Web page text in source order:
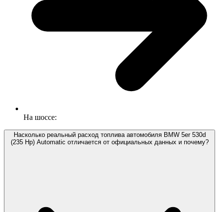
На шоссе:
Насколько реальный расход топлива автомобиля BMW 5er 530d
(235 Hp) Automatic отличается от официальных данных и почему?